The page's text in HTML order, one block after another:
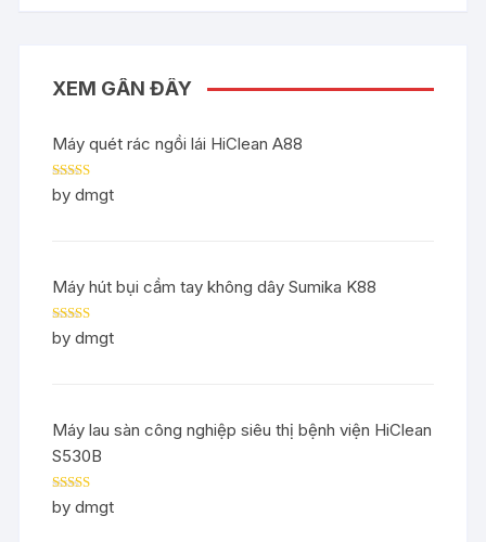
XEM GẦN ĐÂY
Máy quét rác ngồi lái HiClean A88
Rated5out
of 5
by dmgt
Máy hút bụi cầm tay không dây Sumika K88
Rated5out
of 5
by dmgt
Máy lau sàn công nghiệp siêu thị bệnh viện HiClean
S530B
Rated5out
of 5
by dmgt